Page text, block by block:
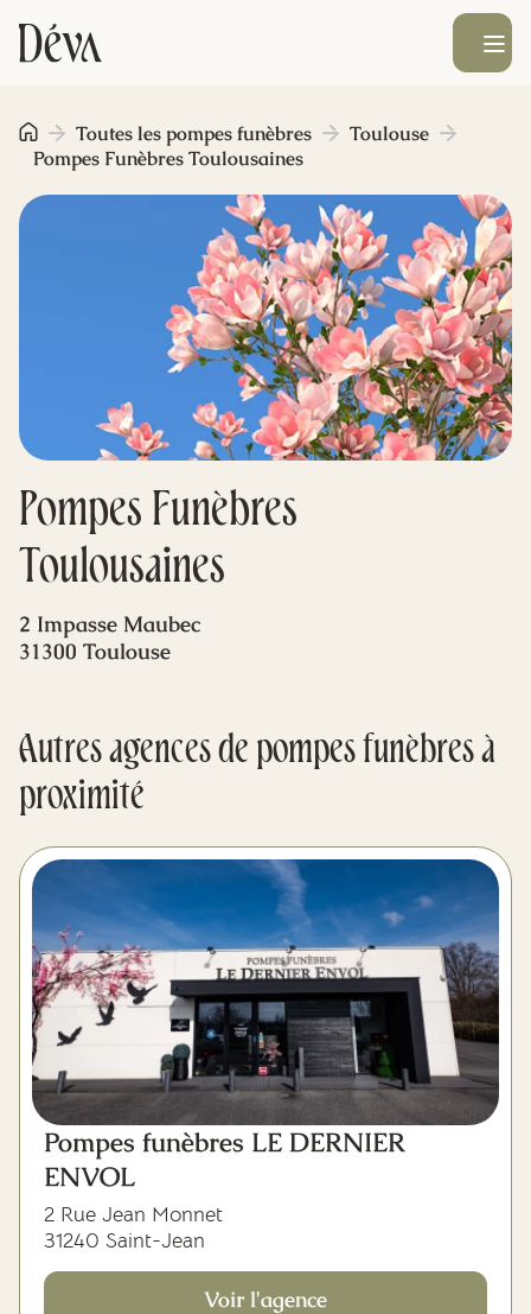
Obsèques
Prévoyance
Monument funéraire
Livraison de fleurs
Blog
Mes dernières volontés
Ouvrir le
Pompes Funèbres
Toulousaines
Toutes les pompes funèbres
Toulouse
Pompes Funèbres Toulousaines
2 Impasse Maubec
31300 Toulouse
Autres agences de pompes funèbres à
proximité
Pompes funèbres LE DERNIER
ENVOL
2 Rue Jean Monnet
31240 Saint-Jean
Voir l'agence